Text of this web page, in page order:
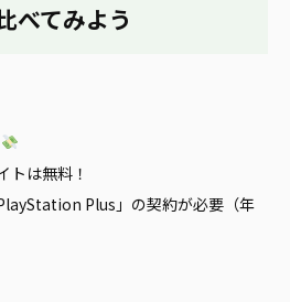
べてみよう
トは無料！
Plus」の契約が必要（年